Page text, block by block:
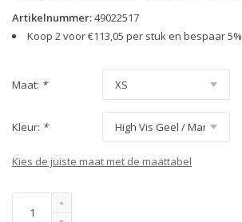
Artikelnummer:49022517
Koop 2 voor €113,05 per stuk en bespaar 5%
Maat: *
Kleur: *
Kies de juiste maat met de maattabel